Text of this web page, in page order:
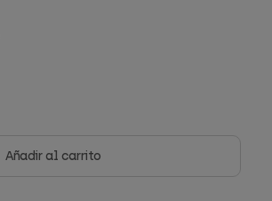
Añadir al carrito